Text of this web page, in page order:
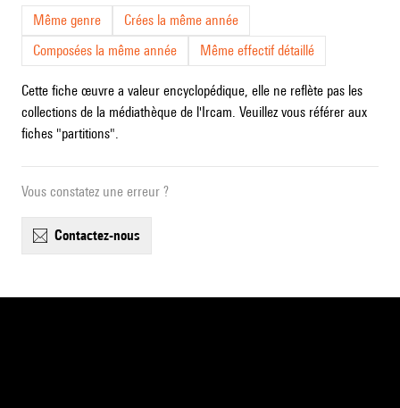
Même genre
Crées la même année
Composées la même année
Même effectif détaillé
Cette fiche œuvre a valeur encyclopédique, elle ne reflète pas les
collections de la médiathèque de l'Ircam. Veuillez vous référer aux
fiches "partitions".
Vous constatez une erreur ?
contactez-nous